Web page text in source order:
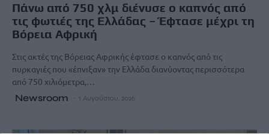
Πάνω από 750 χλμ διένυσε ο καπνός από
τις φωτιές της Ελλάδας – Έφτασε μέχρι τη
Βόρεια Αφρική
Στις ακτές της Βόρειας Αφρικής έφτασε ο καπνός από τις
πυρκαγιές που «έπνιξαν» την Ελλάδα διανύοντας περισσότερα
από 750 χιλιόμετρα,…
Newsroom 1 Αυγούστου, 2026